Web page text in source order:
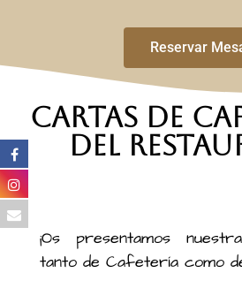
Reservar
Cartas de
del
¡Os presentamos
tanto de Cafetería como